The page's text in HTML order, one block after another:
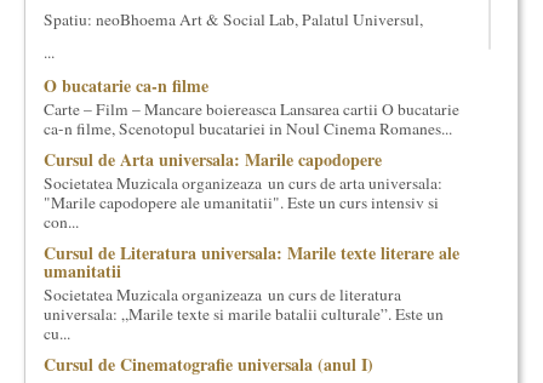
Spatiu: neoBhoema Art & Social Lab, Palatul Universul,
...
O bucatarie ca-n filme
Carte – Film – Mancare boiereasca Lansarea cartii O bucatarie
ca-n filme, Scenotopul bucatariei in Noul Cinema Romanes...
Cursul de Arta universala: Marile capodopere
Societatea Muzicala organizeaza un curs de arta universala:
"Marile capodopere ale umanitatii". Este un curs intensiv si
con...
Cursul de Literatura universala: Marile texte literare ale
umanitatii
Societatea Muzicala organizeaza un curs de literatura
universala: „Marile texte si marile batalii culturale”. Este un
cu...
Cursul de Cinematografie universala (anul I)